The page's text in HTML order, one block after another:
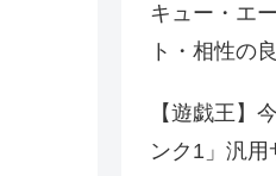
キュー・エ
ト・相性の
【遊戯王】
ンク1」汎用